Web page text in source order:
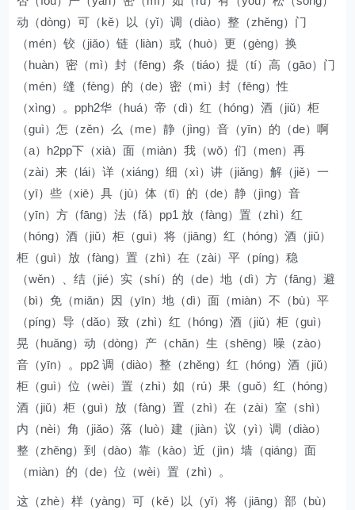
动（dòng）可（kě）以（yǐ）调（diào）整（zhěng）门
（mén）铰（jiǎo）链（liàn）或（huò）更（gèng）换
（huàn）密（mì）封（fēng）条（tiáo）提（tí）高（gāo）门
（mén）缝（fèng）的（de）密（mì）封（fēng）性
（xìng）。pph2华（huá）帝（dì）红（hóng）酒（jiǔ）柜
（guì）怎（zěn）么（me）静（jìng）音（yīn）的（de）啊
（a）h2pp下（xià）面（miàn）我（wǒ）们（men）再
（zài）来（lái）详（xiáng）细（xì）讲（jiǎng）解（jiě）一
（yī）些（xiē）具（jù）体（tǐ）的（de）静（jìng）音
（yīn）方（fāng）法（fǎ）pp1 放（fàng）置（zhì）红
（hóng）酒（jiǔ）柜（guì）将（jiāng）红（hóng）酒（jiǔ）
柜（guì）放（fàng）置（zhì）在（zài）平（píng）稳
（wěn）、结（jié）实（shí）的（de）地（dì）方（fāng）避
（bì）免（miǎn）因（yīn）地（dì）面（miàn）不（bù）平
（píng）导（dǎo）致（zhì）红（hóng）酒（jiǔ）柜（guì）
晃（huǎng）动（dòng）产（chǎn）生（shēng）噪（zào）
音（yīn）。pp2 调（diào）整（zhěng）红（hóng）酒（jiǔ）
柜（guì）位（wèi）置（zhì）如（rú）果（guǒ）红（hóng）
酒（jiǔ）柜（guì）放（fàng）置（zhì）在（zài）室（shì）
内（nèi）角（jiǎo）落（luò）建（jiàn）议（yì）调（diào）
整（zhěng）到（dào）靠（kào）近（jìn）墙（qiáng）面
（miàn）的（de）位（wèi）置（zhì）。
这（zhè）样（yàng）可（kě）以（yǐ）将（jiāng）部（bù）